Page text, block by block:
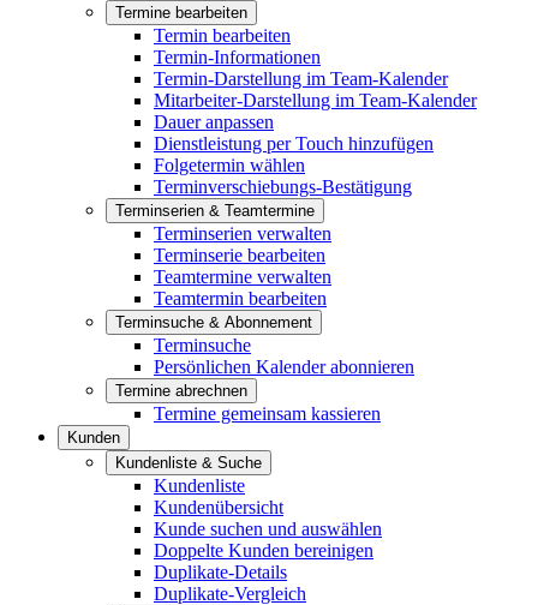
Termine bearbeiten
Termin bearbeiten
Termin-Informationen
Termin-Darstellung im Team-Kalender
Mitarbeiter-Darstellung im Team-Kalender
Dauer anpassen
Dienstleistung per Touch hinzufügen
Folgetermin wählen
Terminverschiebungs-Bestätigung
Terminserien & Teamtermine
Terminserien verwalten
Terminserie bearbeiten
Teamtermine verwalten
Teamtermin bearbeiten
Terminsuche & Abonnement
Terminsuche
Persönlichen Kalender abonnieren
Termine abrechnen
Termine gemeinsam kassieren
Kunden
Kundenliste & Suche
Kundenliste
Kundenübersicht
Kunde suchen und auswählen
Doppelte Kunden bereinigen
Duplikate-Details
Duplikate-Vergleich